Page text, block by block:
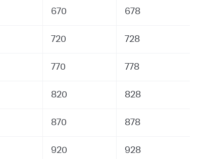
670 678
720 728
770 778
820 828
870 878
920 928